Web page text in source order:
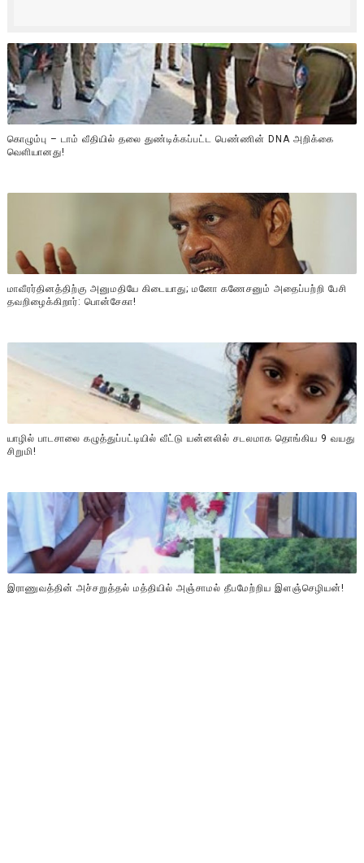
கொழும்பு – டாம் வீதியில் தலை துண்டிக்கப்பட்ட பெண்ணின் DNA அறிக்கை
வௌியானது!
மாவீரர்தினத்திற்கு அனுமதியே கிடையாது; மனோ கணேசனும் அதைப்பற்றி பேசி
தவறிழைக்கிறார்: பொன்சேகா!
யாழில் பாடசாலை கழுத்துப்பட்டியில் வீட்டு யன்னலில் சடலமாக தொங்கிய 9 வயது
சிறுமி!
இராணுவத்தின் அச்சறுத்தல் மத்தியில் அஞ்சாமல் தீபமேற்றிய இளஞ்செழியன்!